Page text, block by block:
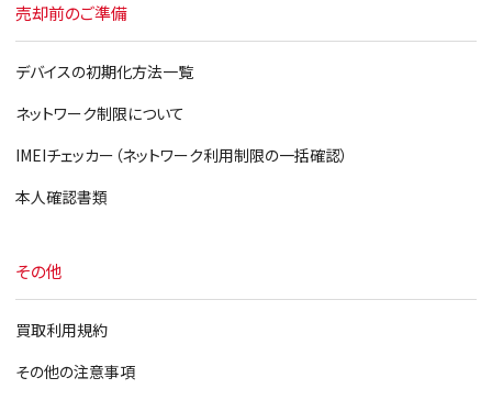
売却前のご準備
デバイスの初期化方法一覧
ネットワーク制限について
IMEIチェッカー（ネットワーク利用制限の一括確認）
本人確認書類
その他
買取利用規約
その他の注意事項